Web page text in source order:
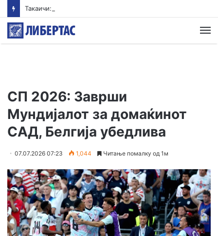
СП 2026: Заврши
Мундијалот за домаќинот
САД, Белгија убедлива
07.07.2026 07:23 1,044 Читање помалку од 1м